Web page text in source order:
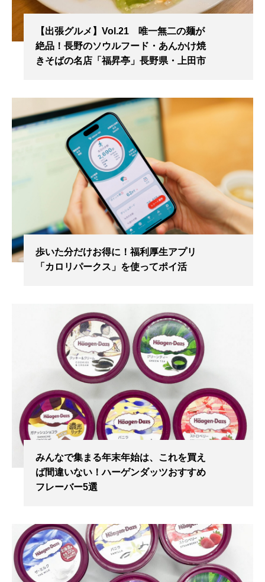
【出張グルメ】Vol.21 唯一無二の麺が
絶品！長野のソウルフード・あんかけ焼
きそばの名店「福昇亭」長野県・上田市
歩いた分だけお得に！福利厚生アプリ
「カロリパークス」を使ってポイ活
みんなで集まる年末年始は、これを買え
ば間違いない！ハーゲンダッツおすすめ
フレーバー5選